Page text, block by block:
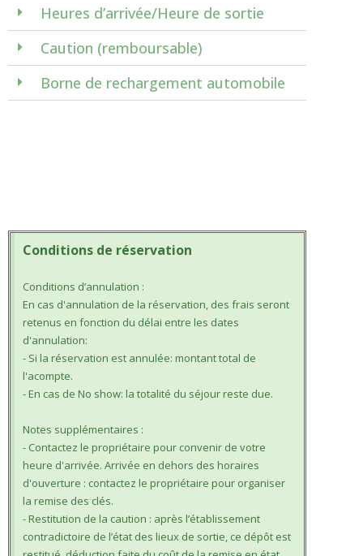
Heures d’arrivée/Heure de sortie
Caution (remboursable)
Borne de rechargement automobile
Conditions de réservation
Conditions d’annulation :
En cas d'annulation de la réservation, des frais seront
retenus en fonction du délai entre les dates
d'annulation:
- Si la réservation est annulée: montant total de
l'acompte.
- En cas de No show: la totalité du séjour reste due.
Notes supplémentaires :
- Contactez le propriétaire pour convenir de votre
heure d'arrivée. Arrivée en dehors des horaires
d'ouverture : contactez le propriétaire pour organiser
la remise des clés.
- Restitution de la caution : après l’établissement
contradictoire de l’état des lieux de sortie, ce dépôt est